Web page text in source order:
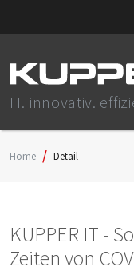
IT. innovativ.
Home Detail
KUPPER IT -
Zeiten von